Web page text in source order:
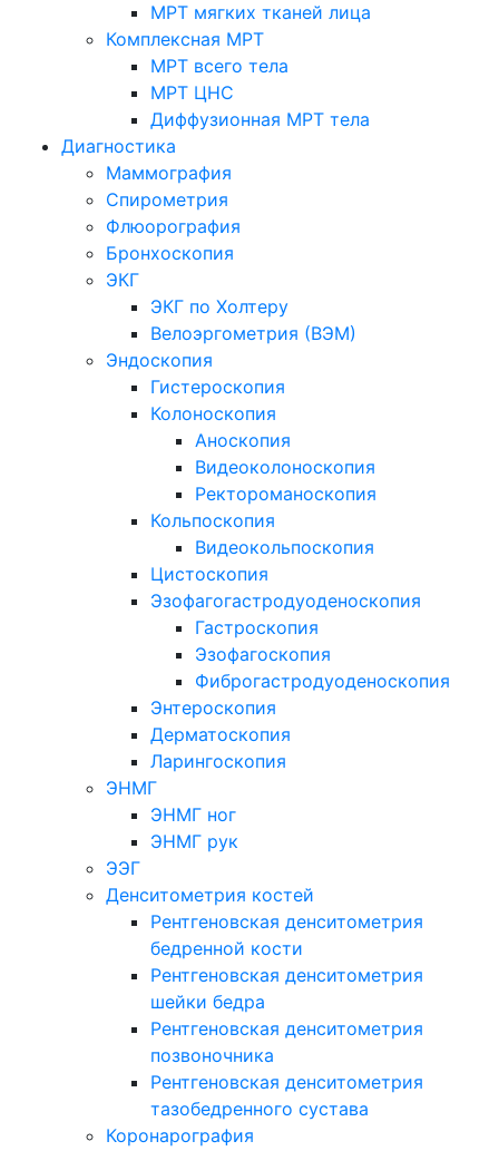
МРТ мягких тканей лица
Комплексная МРТ
МРТ всего тела
МРТ ЦНС
Диффузионная МРТ тела
Диагностика
Маммография
Спирометрия
Флюорография
Бронхоскопия
ЭКГ
ЭКГ по Холтеру
Велоэргометрия (ВЭМ)
Эндоскопия
Гистероскопия
Колоноскопия
Аноскопия
Видеоколоноскопия
Ректороманоскопия
Кольпоскопия
Видеокольпоскопия
Цистоскопия
Эзофагогастродуоденоскопия
Гастроскопия
Эзофагоскопия
Фиброгастродуоденоскопия
Энтероскопия
Дерматоскопия
Ларингоскопия
ЭНМГ
ЭНМГ ног
ЭНМГ рук
ЭЭГ
Денситометрия костей
Рентгеновская денситометрия
бедренной кости
Рентгеновская денситометрия
шейки бедра
Рентгеновская денситометрия
позвоночника
Рентгеновская денситометрия
тазобедренного сустава
Коронарография